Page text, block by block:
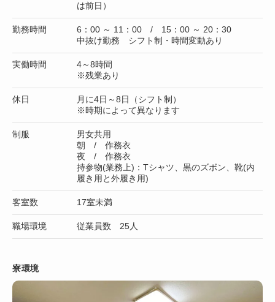
は前日）
勤務時間
6：00 ～ 11：00 / 15：00 ～ 20：30
中抜け勤務 シフト制・時間変動あり
実働時間
4～8時間
※残業あり
休日
月に4日～8日（シフト制）
※時期によって異なります
制服
男女共用
朝 / 作務衣
夜 / 作務衣
持参物(業務上)：Tシャツ、黒のズボン、靴(内
履き用と外履き用)
客室数 17室未満
職場環境 従業員数 25人
寮環境